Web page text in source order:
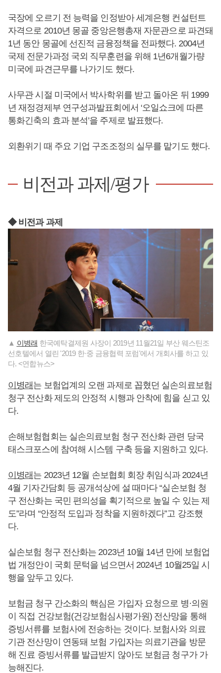
국장에 오르기 전 능력을 인정받아 세계은행 컨설턴트
자격으로 2010년 몽골 중앙은행총재 자문관으로 파견돼
1년 동안 몽골에 선진적 금융정책을 전파했다. 2004년
국제 전문가과정 국외 직무훈련을 위해 1년6개월가량
미국에 파견근무를 나가기도 했다.
사무관 시절 미국에서 박사학위를 받고 돌아온 뒤 1999
년 재정경제부 연구성과발표회에서 ‘오일쇼크에 따른
통화긴축의 효과 분석’을 주제로 발표했다.
외환위기 때 주요 기업 구조조정의 실무를 맡기도 했다.
비전과 과제/평가
◆ 비전과 과제
▲ 이병래 한국예탁결제원 사장이 2019년 11월21일 부산 웨스틴조
선호텔에서 열린 '2019 한·중 금융협력 포럼'에서 개회사를 하고 있
다. <연합뉴스>
이병래 는 보험업계의 오랜 과제로 꼽혔던 실손의료보험
청구 전산화 제도의 안정적 시행과 안착에 힘을 싣고 있
다.
손해보험협회는 실손의료보험 청구 전산화 관련 당국
태스크포스에 참여해 시스템 구축 등을 지원하고 있다.
이병래 는 2023년 12월 손보협회 회장 취임식과 2024년
4월 기자간담회 등 공개석상에 설 때마다 “실손보험 청
구 전산화는 국민 편의성을 획기적으로 높일 수 있는 제
도”라며 “안정적 도입과 정착을 지원하겠다”고 강조했
다.
실손보험 청구 전산화는 2023년 10월 14년 만에 보험업
법 개정안이 국회 문턱을 넘으면서 2024년 10월25일 시
행을 앞두고 있다.
보험금 청구 간소화의 핵심은 가입자 요청으로 병·의원
이 직접 건강보험(건강보험심사평가원) 전산망을 통해
증빙서류를 보험사에 전송하는 것이다. 보험사와 의료
기관 전산망이 연동돼 보험 가입자는 의료기관을 방문
해 진료 증빙서류를 발급받지 않아도 보험금 청구가 가
능해진다.